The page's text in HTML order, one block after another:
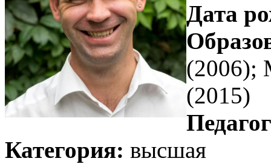
Дата
(2015)
Категория: высшая